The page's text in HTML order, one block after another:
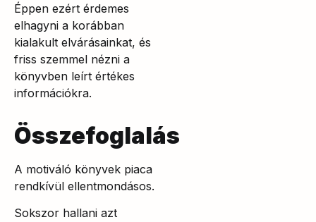
Éppen ezért érdemes
elhagyni a korábban
kialakult elvárásainkat, és
friss szemmel nézni a
könyvben leírt értékes
információkra.
Összefoglalás
A motiváló könyvek piaca
rendkívül ellentmondásos.
Sokszor hallani azt